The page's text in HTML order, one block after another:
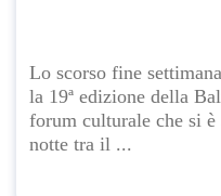
Lo scorso fine
la 19ª edizione della
forum culturale che si
notte tra il ...